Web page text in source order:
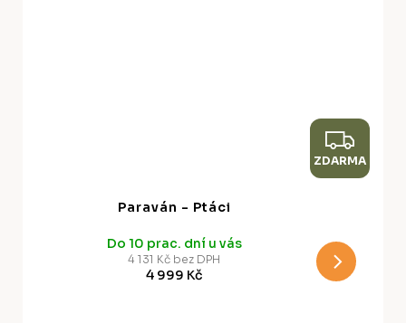
Z
D
M
ZDARMA
Paraván - Ptáci
Do 10 prac. dní u vás
4 131 Kč bez DPH
4 999 Kč